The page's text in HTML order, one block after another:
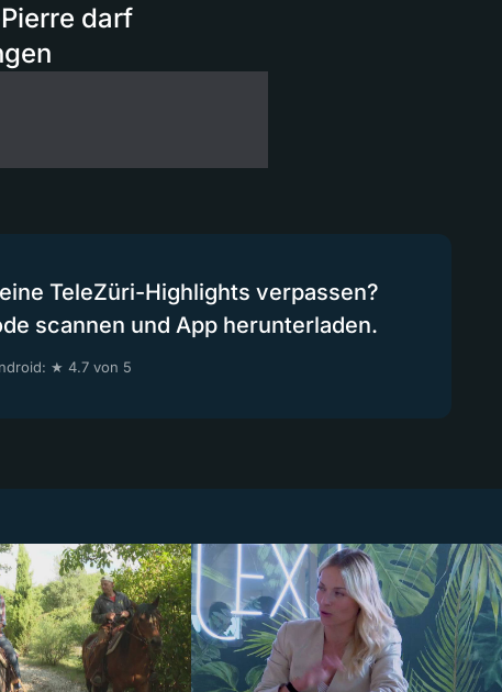
darf
TeleZüri-Highlights verpassen?
scannen und App herunterladen.
★ 4.7 von 5